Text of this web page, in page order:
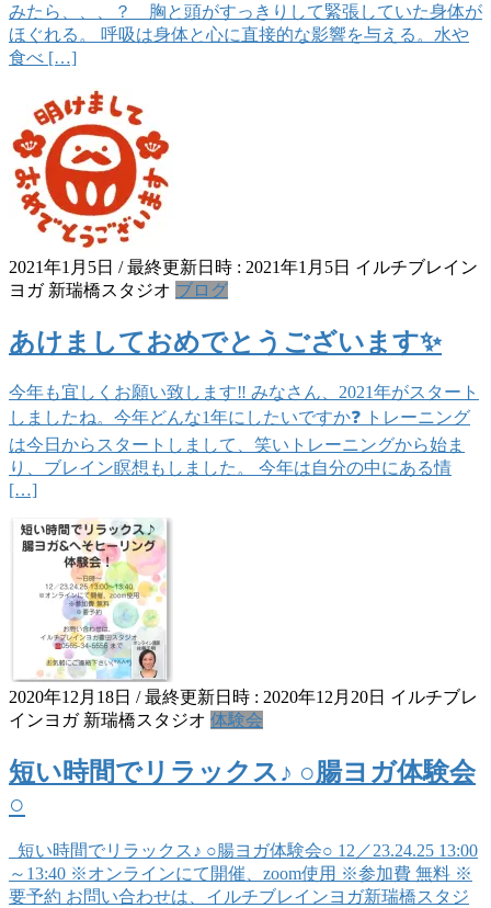
みたら、、、？ 胸と頭がすっきりして緊張していた身体が
ほぐれる。 呼吸は身体と心に直接的な影響を与える。水や
食べ […]
2021年1月5日 / 最終更新日時 : 2021年1月5日 イルチブレイン
ヨガ 新瑞橋スタジオ ブログ
あけましておめでとうございます✨
今年も宜しくお願い致します‼ みなさん、2021年がスタート
しましたね。今年どんな1年にしたいですか❓ トレーニング
は今日からスタートしまして、笑いトレーニングから始ま
り、ブレイン瞑想もしました。 今年は自分の中にある情
[…]
2020年12月18日 / 最終更新日時 : 2020年12月20日 イルチブレ
インヨガ 新瑞橋スタジオ 体験会
短い時間でリラックス♪ ○腸ヨガ体験会
○
短い時間でリラックス♪ ○腸ヨガ体験会○ 12／23.24.25 13:00
～13:40 ※オンラインにて開催、zoom使用 ※参加費 無料 ※
要予約 お問い合わせは、イルチブレインヨガ新瑞橋スタジ